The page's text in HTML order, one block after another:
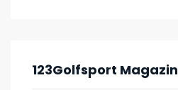
123Golfsport Magazin